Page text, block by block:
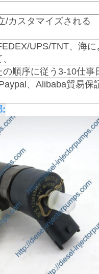
/カスタマイズされる
UPS/TNT、海に
の順序に従う3-10仕事
、Alibaba貿易保
: